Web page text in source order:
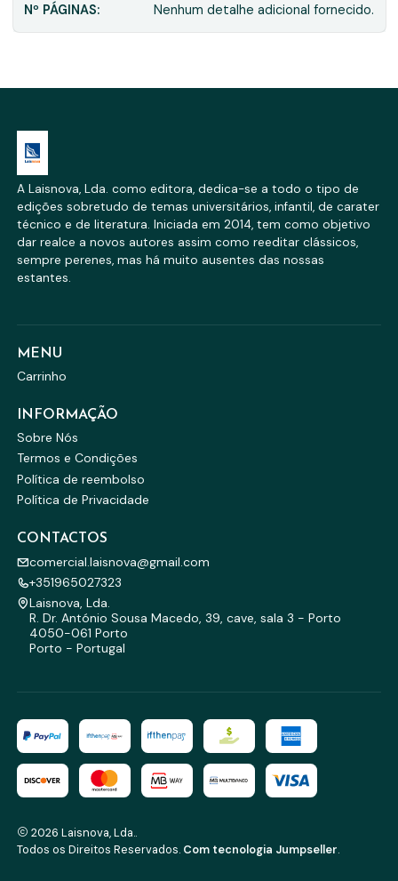
Nº PÁGINAS: Nenhum detalhe adicional fornecido.
A Laisnova, Lda. como editora, dedica-se a todo o tipo de
edições sobretudo de temas universitários, infantil, de carater
técnico e de literatura. Iniciada em 2014, tem como objetivo
dar realce a novos autores assim como reeditar clássicos,
sempre perenes, mas há muito ausentes das nossas
estantes.
MENU
Carrinho
INFORMAÇÃO
Sobre Nós
Termos e Condições
Política de reembolso
Política de Privacidade
CONTACTOS
comercial.laisnova@gmail.com
+351965027323
Laisnova, Lda.
R. Dr. António Sousa Macedo, 39, cave, sala 3 - Porto
4050-061 Porto
Porto - Portugal
2026 Laisnova, Lda..
Todos os Direitos Reservados. Com tecnologia Jumpseller.